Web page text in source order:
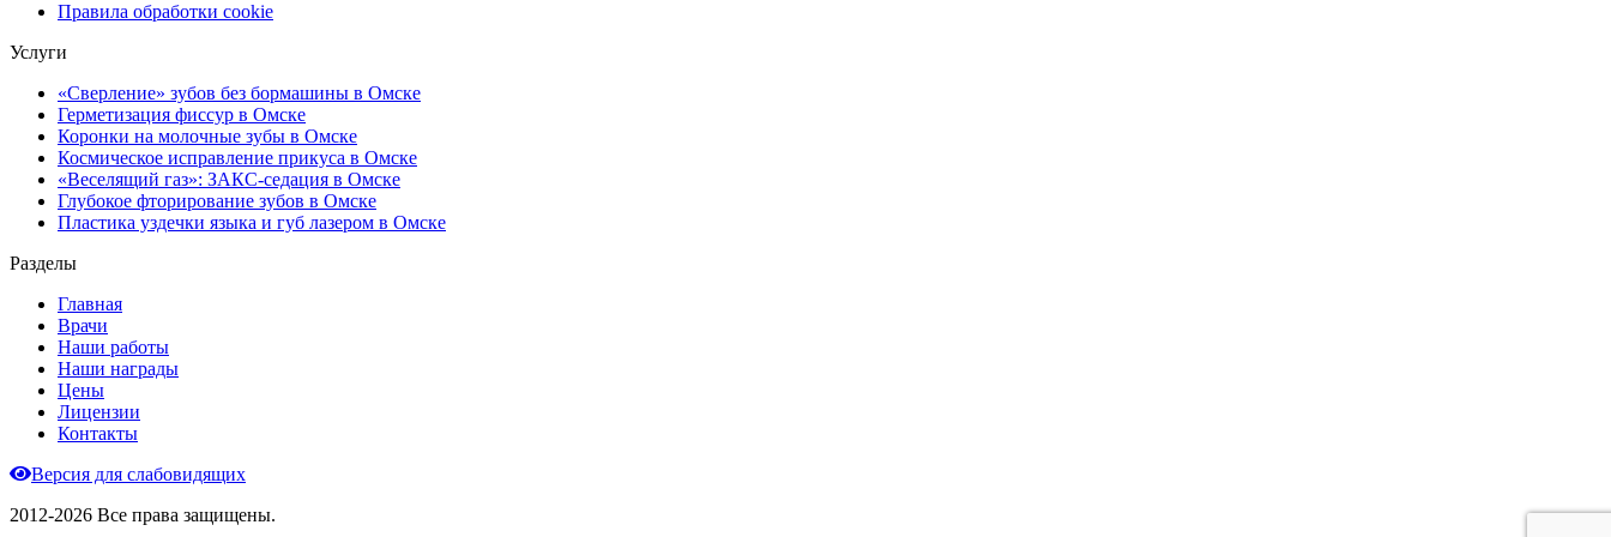
Правила обработки cookie
Услуги
«Сверление» зубов без бормашины в Омске
Герметизация фиссур в Омске
Коронки на молочные зубы в Омске
Космическое исправление прикуса в Омске
«Веселящий газ»: ЗАКС-седация в Омске
Глубокое фторирование зубов в Омске
Пластика уздечки языка и губ лазером в Омске
Разделы
Главная
Врачи
Наши работы
Наши награды
Цены
Лицензии
Контакты
Версия для слабовидящих
2012-2026 Все права защищены.